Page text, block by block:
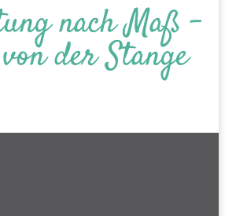
nach Maß –
der Stange